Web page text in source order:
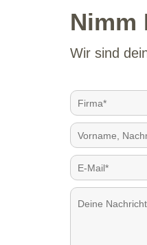
Nimm
Wir sind